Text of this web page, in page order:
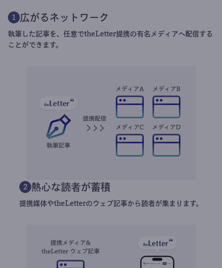
1 広がるネットワーク
執筆した記事を、任意でtheLetter提携の有名メディアへ配信する
ことができます。
2 熱心な読者が蓄積
提携媒体やtheLetterのウェブ記事から読者が集まります。